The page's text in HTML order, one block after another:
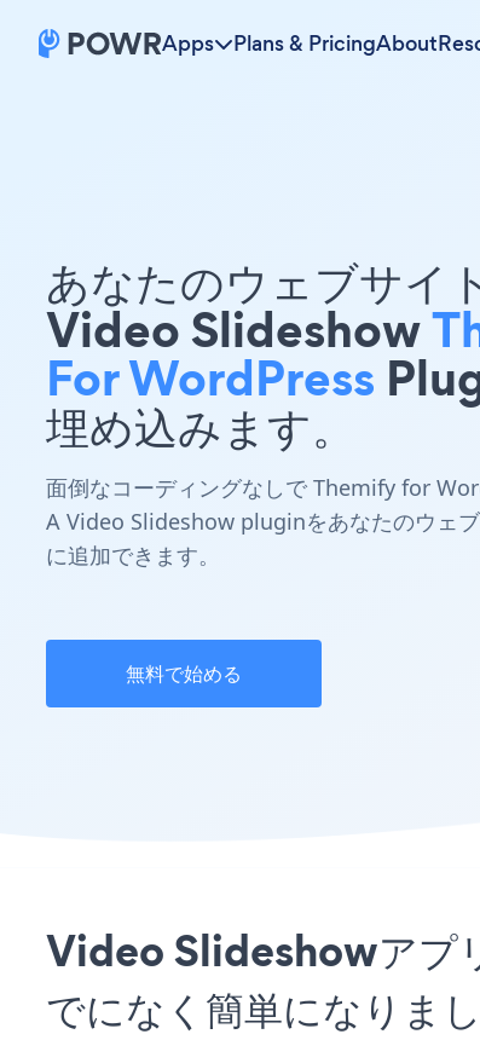
Apps Plans & PricingAbout
あなたのウェブサイ
Video Slideshow
For WordPress
埋め込みます。
面倒なコーディングなしで Themify for
A Video Slideshow pluginをあなたのウェ
に追加できます。
無料で始める
Video Slideshowアプ
でになく簡単になりま